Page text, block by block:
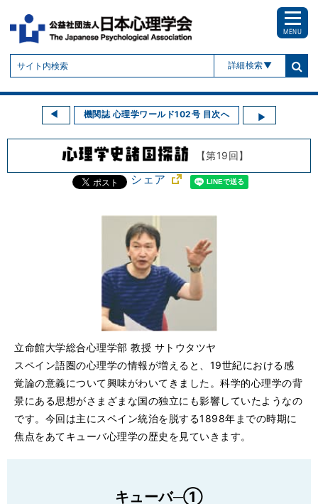
詳細検索
MENU
機関誌 心理学ワールド102号 目次へ
【第19回】
シェア
立命館大学総合心理学部 教授 サトウタツヤ
スペイン語圏の心理学の情報が増えると、19世紀における感
覚論の意義について興味がわいてきました。科学的心理学の背
景にある思想がさまざまな国の独立にも影響していたようなの
です。今回は主にスペイン統治を脱する1898年までの時期に
焦点をあてキューバ心理学の歴史を見ていきます。
キューバ─①